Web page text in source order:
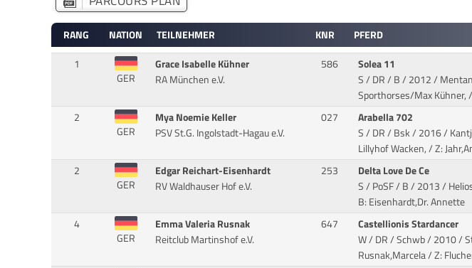
RANG NATION TEILNEHMER KNR PFERD
1
GER
Grace Isabelle Kühner
RA München e.V.
586
Solea 11
S / DR / B / 2012 /
Sporthorses/Max Kühner,
2
GER
Mya Noemie Keller
PSV St.G. Ingolstadt-Hagau e.V.
027
Arabella 702
S / DR / Bsk / 2016 /
Lillyhof Wacken, / Z:
2
GER
Edgar Reichart-Eisenhardt
RV Waldhauser Hof e.V.
253
Delta Love De Ce
S / PoSF / B / 2013 /
B: Eisenhardt,Dr. Annette
4
GER
Emma Valeria Rusnak
Reitclub Martinshof e.V.
647
Castellionis Stardancer
W / DR / Schwb / 2010 /
Rusnak,Marcela / Z: